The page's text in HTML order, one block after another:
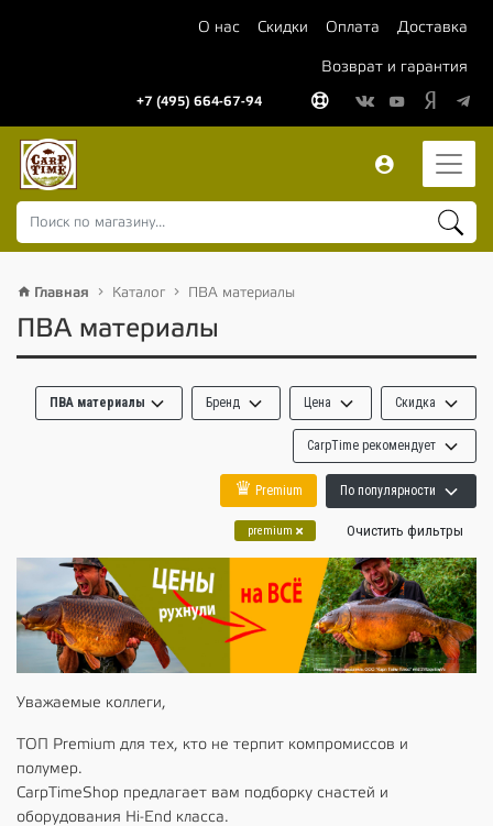
О нас Скидки Оплата Доставка
Возврат и гарантия
+7 (495) 664-67-94
Главная Каталог ПВА материалы
ПВА материалы
ПВА материалы Бренд Цена Скидка
CarpTime рекомендует
♛ Premium По популярности
premium Очистить фильтры
Уважаемые коллеги,
ТОП Premium для тех, кто не терпит компромиссов и
полумер.
CarpTimeShop предлагает вам подборку снастей и
оборудования Hi-End класса.